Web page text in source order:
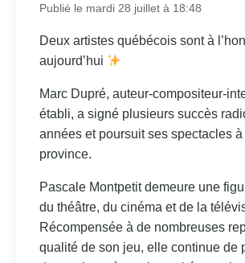
Publié le mardi 28 juillet à 18:48
Deux artistes québécois sont à
aujourd’hui
Marc Dupré, auteur-compositeur-
établi, a signé plusieurs succès
années et poursuit ses spectacles à
province.
Pascale Montpetit demeure une
du théâtre, du cinéma et de la
Récompensée à de nombreuses
qualité de son jeu, elle continue de